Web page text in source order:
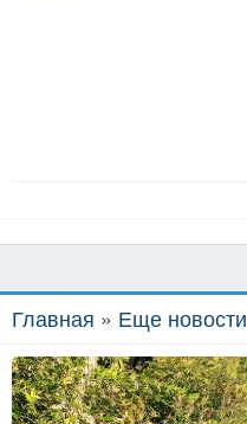
Главная » Еще новости